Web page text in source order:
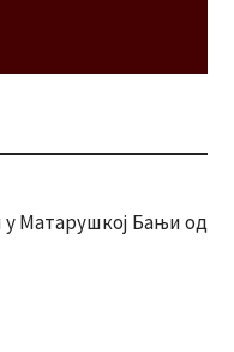
Матарушкој Бањи од